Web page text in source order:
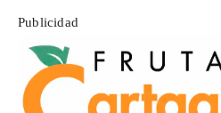
Publicidad